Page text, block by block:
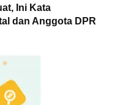
Ini Kata
dan Anggota DPR